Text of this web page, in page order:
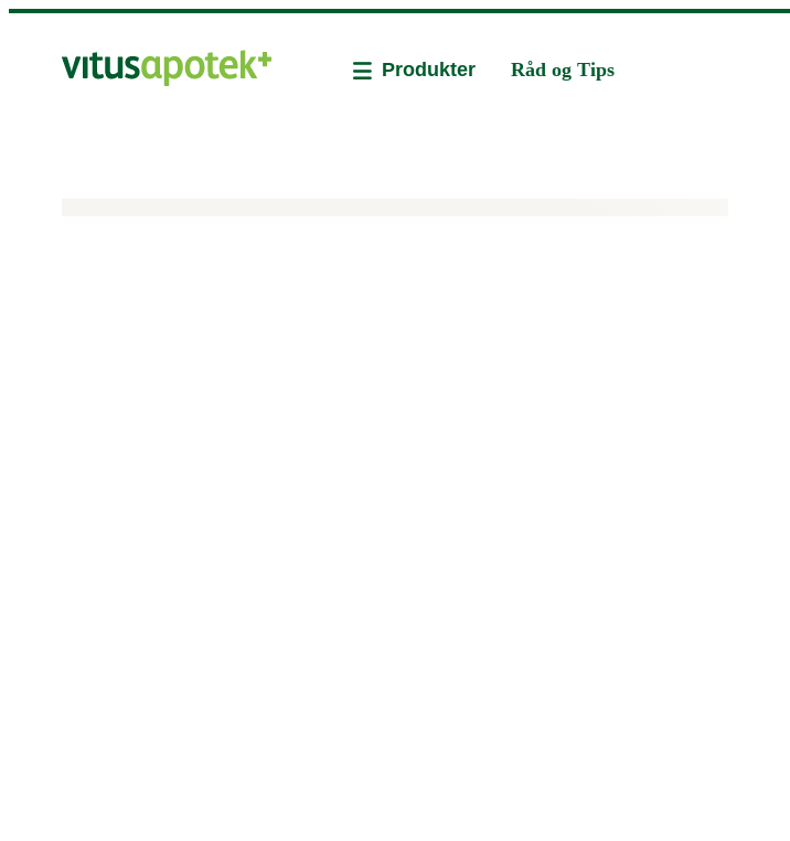
Produkter Råd og Tips